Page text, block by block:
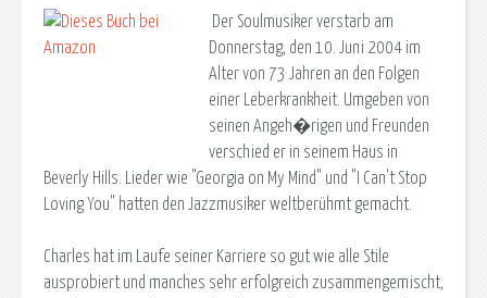
Der Soulmusiker verstarb am
Donnerstag, den 10. Juni 2004 im
Alter von 73 Jahren an den Folgen
einer Leberkrankheit. Umgeben von
seinen Angeh�rigen und Freunden
verschied er in seinem Haus in
Beverly Hills. Lieder wie "Georgia on My Mind" und "I Can't Stop
Loving You" hatten den Jazzmusiker weltberühmt gemacht.
Charles hat im Laufe seiner Karriere so gut wie alle Stile
ausprobiert und manches sehr erfolgreich zusammengemischt,